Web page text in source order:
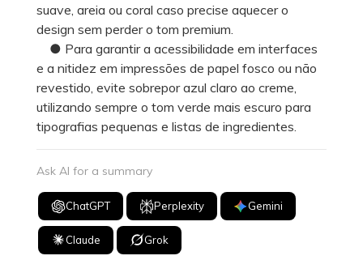
suave, areia ou coral caso precise aquecer o
design sem perder o tom premium.
● Para garantir a acessibilidade em interfaces
e a nitidez em impressões de papel fosco ou não
revestido, evite sobrepor azul claro ao creme,
utilizando sempre o tom verde mais escuro para
tipografias pequenas e listas de ingredientes.
Ask AI for a summary
ChatGPT Perplexity Gemini
Claude Grok